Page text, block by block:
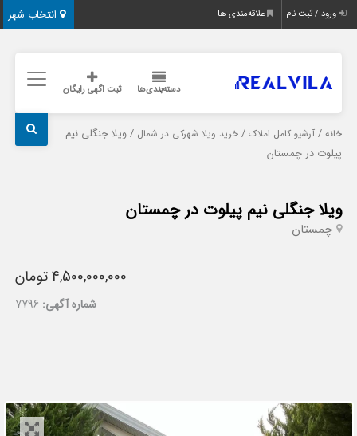
انتخاب شهر ورود / ثبت نام علاقه‌مندی ها
دسته‌بندی‌ها ثبت اگهی رایگان
خانه /آرشیو کامل املاک /خرید ویلا شهرکی در شمال / ویلا جنگلی نیم
پیلوت در چمستان
ویلا جنگلی نیم پیلوت در چمستان
چمستان
4,500,000,000 تومان
شماره آگهی: 7796